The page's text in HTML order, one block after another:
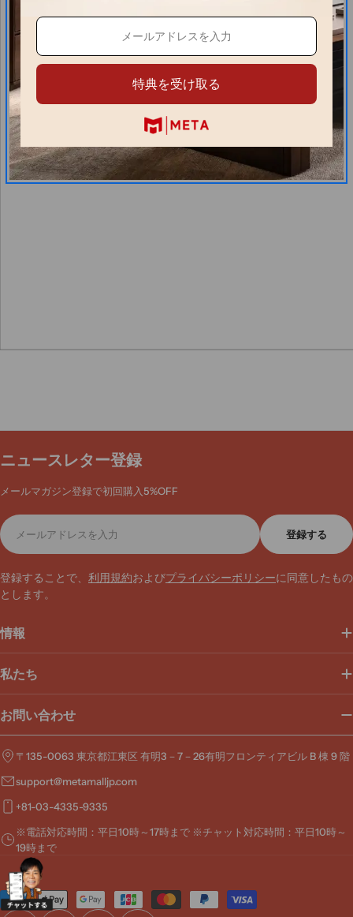
返品・交換について
ニュースレター登録
メールマガジン登録で初回購入5%OFF
メ
ー
ル
ド
レ
登録する
登録することで、 利用規約およびプライバシーポリシーに同意したもの
とします。
情報
私たち
お問い合わせ
〒135-0063 東京都江東区 有明3－7－26有明フロンティアビル B 棟 9 階
support@metamalljp.com
+81-03-4335-9335
※電話対応時間：平日10時～17時まで ※チャット対応時間：平日10時～
19時まで
お
支
特典を受け取る